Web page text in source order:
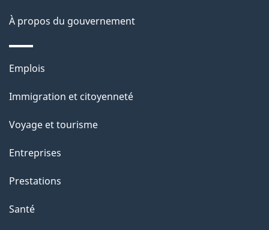
n
s
u
r
c
t
t
a
À propos du gouvernement
Thèmes
sujets
Emplois
Immigration et citoyenneté
Voyage et tourisme
Entreprises
Prestations
Santé